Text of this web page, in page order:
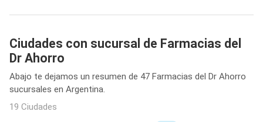
Ciudades con sucursal de Farmacias del
Dr Ahorro
Abajo te dejamos un resumen de 47 Farmacias del Dr Ahorro
sucursales en Argentina.
19 Ciudades